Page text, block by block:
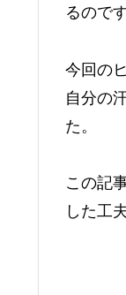
るのです
今回の
自分の
た。
この記
した工